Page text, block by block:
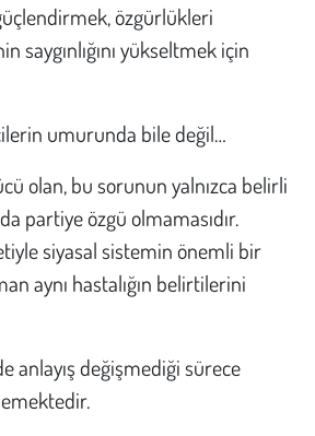
özgürlükleri
saygınlığını yükseltmek için
umurunda bile değil…
olan, bu sorunun yalnızca belirli
partiye özgü olmamasıdır.
siyasal sistemin önemli bir
aynı hastalığın belirtilerini
anlayış değişmediği sürece